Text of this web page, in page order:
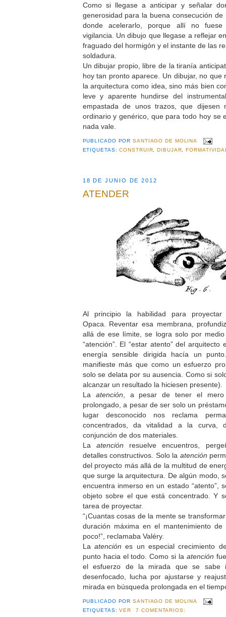
Como si llegase a anticipar y señalar
generosidad para la buena consecución
donde acelerarlo, porque allí no fuese
vigilancia. Un dibujo que llegase a reflejar
fraguado del hormigón y el instante de las
soldadura.
Un dibujar propio, libre de la tiranía
hoy tan pronto aparece. Un dibujar, no que
la arquitectura como idea, sino más bien
leve y aparente hundirse del
empastada de unos trazos, que dijesen
ordinario y genérico, que para todo hoy se
nada vale.
PUBLICADO PORSANTIAGO DE MOLINA
ETIQUETAS:CONSTRUIR,DIBUJAR,
18 DE JUNIO DE 2012
ATENDER
Al principio la habilidad para proyectar
Opaca. Reventar esa membrana,
allá de ese límite, se logra solo por
“atención”. El “estar atento” del
energía sensible dirigida hacía un
manifieste más que como un esfuerzo
solo se delata por su ausencia. Como si
alcanzar un resultado la hiciesen presente).
La atención , a pesar de tener el
prolongado, a pesar de ser solo un
lugar desconocido nos reclama
concentrados, da vitalidad a la
conjunción de dos materiales.
La atención resuelve encuentros,
detalles constructivos. Solo la atención
del proyecto más allá de la multitud de
que surge la arquitectura. De algún modo,
encuentra inmerso en un estado “atento”,
objeto sobre el que está concentrado. Y
tarea de proyectar.
“¡Cuantas cosas de la mente se
duración máxima en el mantenimiento
poco!”, reclamaba Valéry.
La atención es un especial crecimiento
punto hacia el todo. Como si laatención
el esfuerzo de la mirada que se sabe
desenfocado, lucha por ajustarse y
mirada en búsqueda prolongada en el
PUBLICADO PORSANTIAGO DE MOLINA
ETIQUETAS:VER 7 COMENTARIOS: